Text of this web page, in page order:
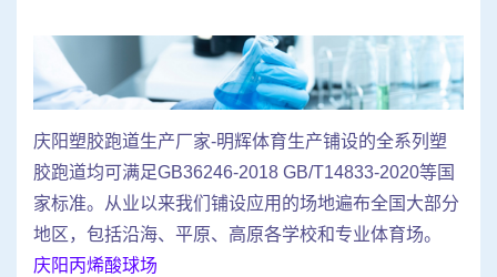
庆阳塑胶跑道生产厂家-明辉体育生产铺设的全系列塑
胶跑道均可满足GB36246-2018 GB/T14833-2020等国
家标准。从业以来我们铺设应用的场地遍布全国大部分
地区，包括沿海、平原、高原各学校和专业体育场。
庆阳丙烯酸球场